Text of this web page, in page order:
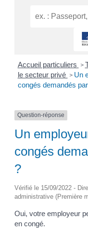
Accueil particuliers >
le secteur privé > Un
congés demandés
Question-réponse
Un
congés
?
Vérifié le 15/09/2022 -
administrative (Première
Oui, votre employeur
en congé.